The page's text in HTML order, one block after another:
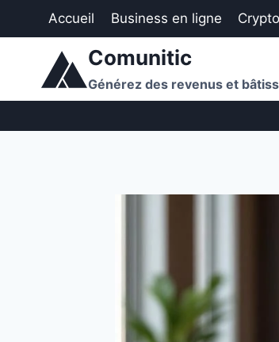
Accueil Business en ligne
Comunitic
Générez des revenus et